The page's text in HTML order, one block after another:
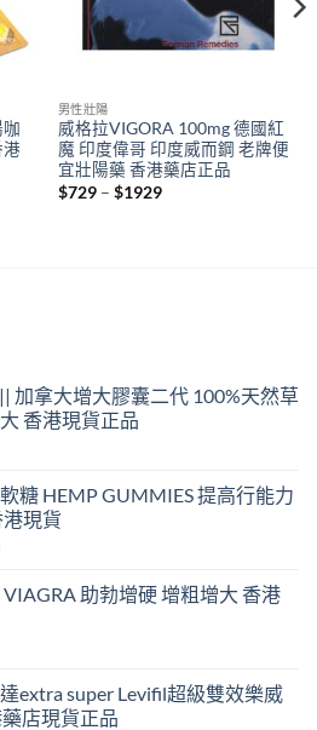
男性壯陽
威格拉VIGORA 100mg 德國紅
魔 印度偉哥 印度威而鋼 老牌便
宜壯陽藥 香港藥店正品
$729 – $1929Price
加拿大增大膠囊二代 100%天然草
香港現貨正品
糖 HEMP GUMMIES 提高行能力
現貨
Price
$519
助勃增硬 增粗增大 香港
extra super Levifil超級雙效樂威
店現貨正品